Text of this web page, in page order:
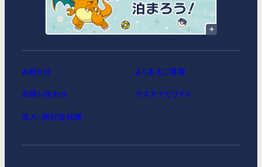
お知らせ よくあるご質問
お問い合わせ サステナビリティ
法人・旅行会社様